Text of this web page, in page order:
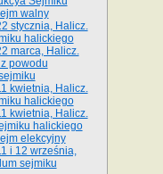
walny
stycznia, Halicz.
halickiego
marca, Halicz.
powodu
kwietnia, Halicz.
halickiego
kwietnia, Halicz.
halickiego
elekcyjny
i 12 września,
sejmiku